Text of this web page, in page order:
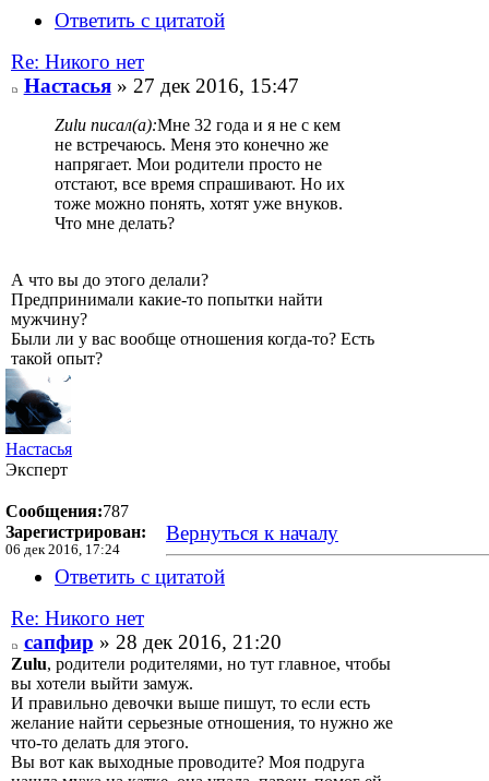
Ответить с цитатой
Re: Никого нет
Настасья» 27 дек 2016, 15:47
Zulu писал(а):Мне 32 года и я не с кем
не встречаюсь. Меня это конечно же
напрягает. Мои родители просто не
отстают, все время спрашивают. Но их
тоже можно понять, хотят уже внуков.
Что мне делать?
А что вы до этого делали?
Предпринимали какие-то попытки найти
мужчину?
Были ли у вас вообще отношения когда-то? Есть
такой опыт?
Настасья
Эксперт
Сообщения:787
Зарегистрирован:
06 дек 2016, 17:24
Вернуться к началу
Ответить с цитатой
Re: Никого нет
сапфир » 28 дек 2016, 21:20
Zulu, родители родителями, но тут главное, чтобы
вы хотели выйти замуж.
И правильно девочки выше пишут, то если есть
желание найти серьезные отношения, то нужно же
что-то делать для этого.
Вы вот как выходные проводите? Моя подруга